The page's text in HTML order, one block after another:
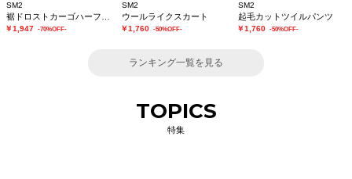
SM2
￥1,947 -70%OFF-
SM2
ウールライクスカート
￥1,760 -50%OFF-
SM2
起毛カットツイルパンツ
￥1,760 -50%OFF-
ランキング一覧を見る
TOPICS
特集